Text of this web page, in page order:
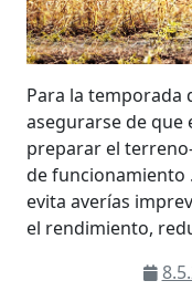
Para la temporada
asegurarse de
preparar el
de funcionamiento
evita averías
el rendimiento,